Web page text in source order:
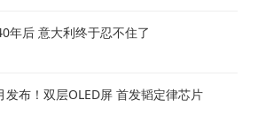
年后 意大利终于忍不住了
布！双层OLED屏 首发韬定律芯片